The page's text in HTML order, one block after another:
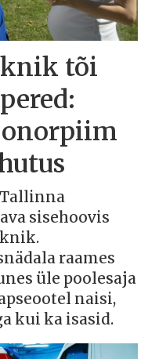
tõi
sisehoovis
raames
üle poolesaja
naisi,
kui ka isasid.